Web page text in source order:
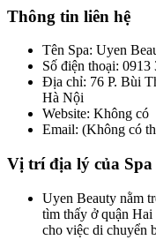
Thông tin liên hệ
Tên Spa: Uyen
Số điện thoại: 0913
Địa chỉ: 76 P. Bùi
Hà Nội
Website: Không có
Email: (Không có
Vị trí địa lý của Spa
Uyen Beauty nằm
tìm thấy ở quận
cho việc di chuyển